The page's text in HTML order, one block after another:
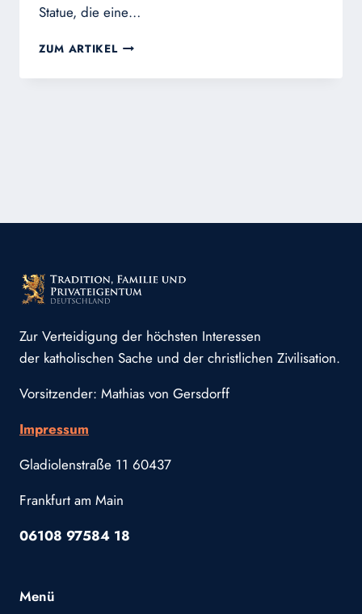
Statue, die eine…
ZUM ARTIKEL ÖFFENTLICHE
ZUR
Zur Verteidigung der höchsten Interessen
der katholischen Sache und der christlichen Zivilisation.
Vorsitzender: Mathias von Gersdorff
Impressum
Gladiolenstraße 11 60437
Frankfurt am Main
06108 97584 18
Menü